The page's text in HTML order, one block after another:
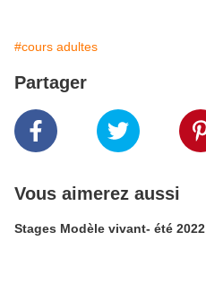
#cours adultes
Partager
Vous aimerez aussi
Stages Modèle vivant- été 2022